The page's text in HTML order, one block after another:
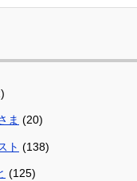
ま (20)
ト (138)
(125)